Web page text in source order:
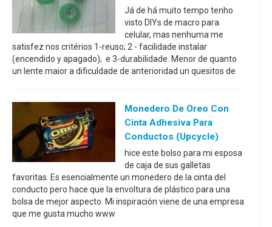
Já de há muito tempo tenho
visto DIYs de macro para
celular, mas nenhuma me
satisfez nos critérios 1-reuso; 2 - facilidade instalar
(encendido y apagado); e 3-durabilidade. Menor de quanto
un lente maior a dificuldade de anterioridad un quesitos de
Monedero De Oreo Con
Cinta Adhesiva Para
Conductos (Upcycle)
hice este bolso para mi esposa
de caja de sus galletas
favoritas. Es esencialmente un monedero de la cinta del
conducto pero hace que la envoltura de plástico para una
bolsa de mejor aspecto. Mi inspiración viene de una empresa
que me gusta mucho www